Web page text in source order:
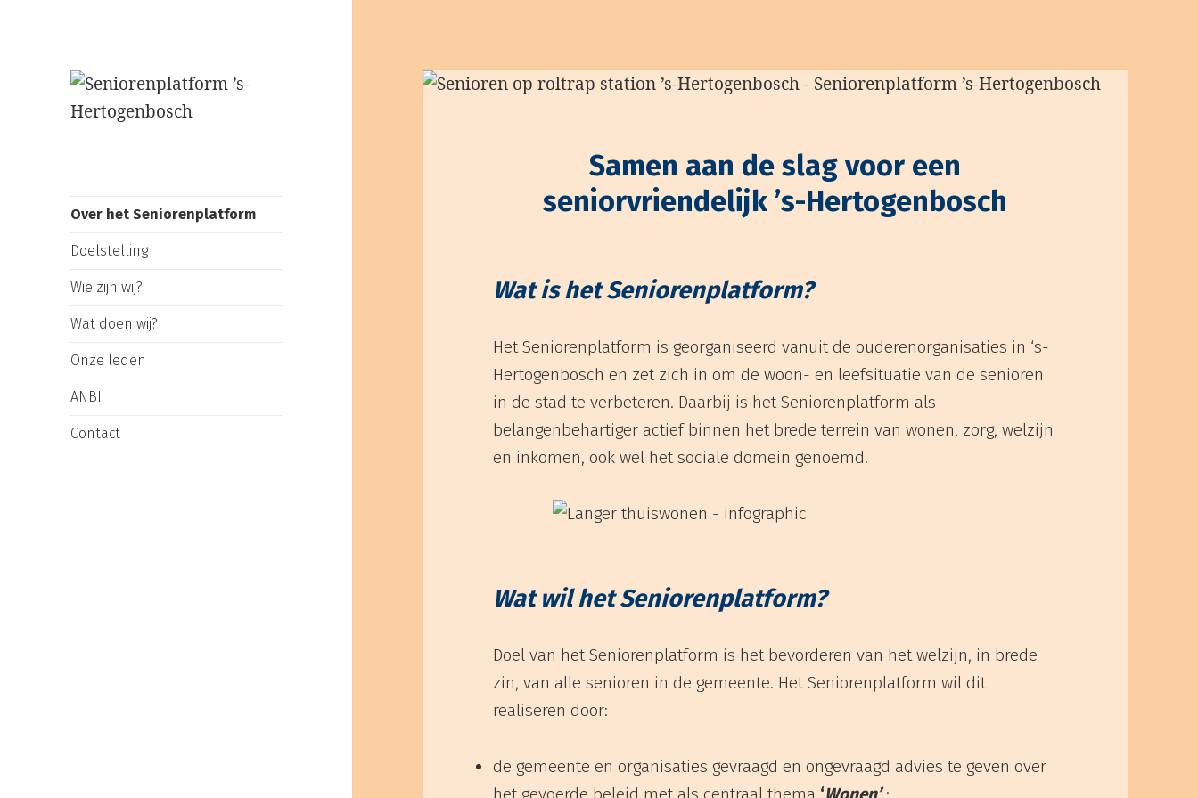
Over het Seniorenplatform
Doelstelling
Wie zijn wij?
Wat doen wij?
Onze leden
ANBI
Contact
Samen aan de slag voor een
seniorvriendelijk ’s-Hertogenbosch
Wat is het Seniorenplatform?
Het Seniorenplatform is georganiseerd vanuit de ouderenorganisaties in ‘s-
Hertogenbosch en zet zich in om de woon- en leefsituatie van de senioren
in de stad te verbeteren. Daarbij is het Seniorenplatform als
belangenbehartiger actief binnen het brede terrein van wonen, zorg, welzijn
en inkomen, ook wel het sociale domein genoemd.
Wat wil het Seniorenplatform?
Doel van het Seniorenplatform is het bevorderen van het welzijn, in brede
zin, van alle senioren in de gemeente. Het Seniorenplatform wil dit
realiseren door:
de gemeente en organisaties gevraagd en ongevraagd advies te geven over